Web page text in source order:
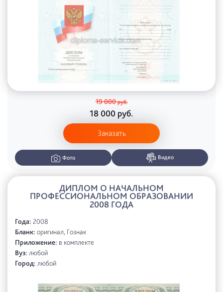
19 000руб.
18 000 руб.
Заказать
Фото Видео
ДИПЛОМ О НАЧАЛЬНОМ
ПРОФЕССИОНАЛЬНОМ ОБРАЗОВАНИИ
2008 ГОДА
Года: 2008
Бланк: оригинал, Гознак
Приложение: в комплекте
Вуз: любой
Город: любой